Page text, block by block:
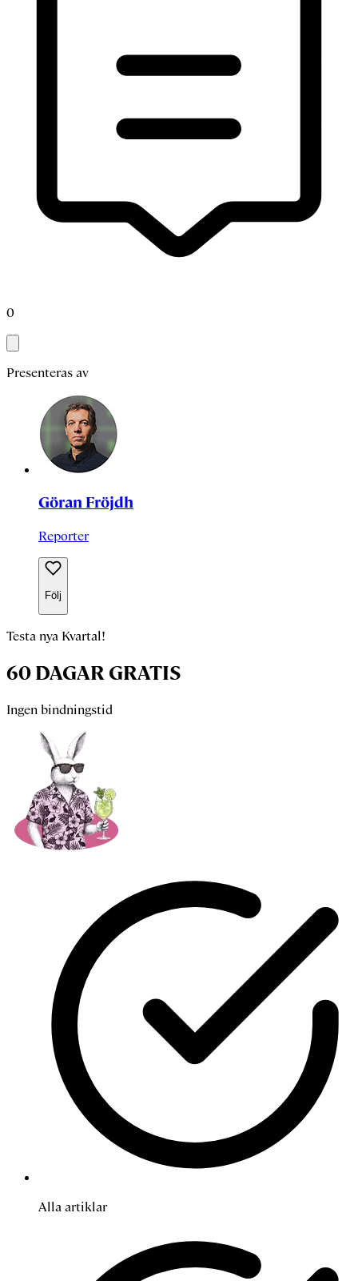
0
Presenteras av
Göran Fröjdh
Reporter
Följ
Testa nya Kvartal!
60 DAGAR GRATIS
Ingen bindningstid
Alla artiklar